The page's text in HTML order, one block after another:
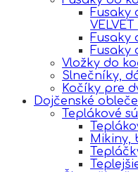
Fusaky
VELVET
Fusaky
Fusaky
Vložky do
Slnečníky,
Kočíky pre
Dojčenské
Teplákové
Mikiny,